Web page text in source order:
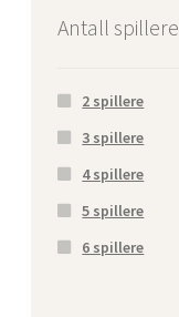
Antall spillere
2 spillere
3 spillere
4 spillere
5 spillere
6 spillere